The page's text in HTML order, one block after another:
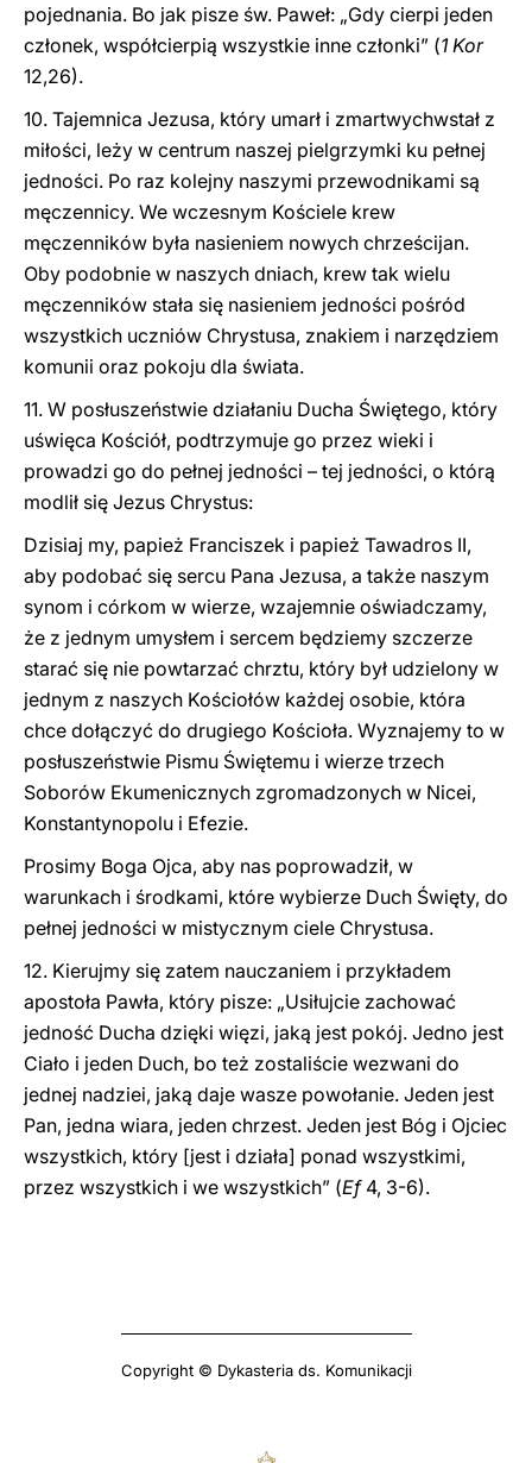
pojednania. Bo jak pisze św. Paweł: „Gdy cierpi jeden
członek, współcierpią wszystkie inne członki” (1 Kor
12,26).
10. Tajemnica Jezusa, który umarł i zmartwychwstał z
miłości, leży w centrum naszej pielgrzymki ku pełnej
jedności. Po raz kolejny naszymi przewodnikami są
męczennicy. We wczesnym Kościele krew
męczenników była nasieniem nowych chrześcijan.
Oby podobnie w naszych dniach, krew tak wielu
męczenników stała się nasieniem jedności pośród
wszystkich uczniów Chrystusa, znakiem i narzędziem
komunii oraz pokoju dla świata.
11. W posłuszeństwie działaniu Ducha Świętego, który
uświęca Kościół, podtrzymuje go przez wieki i
prowadzi go do pełnej jedności – tej jedności, o którą
modlił się Jezus Chrystus:
Dzisiaj my, papież Franciszek i papież Tawadros II,
aby podobać się sercu Pana Jezusa, a także naszym
synom i córkom w wierze, wzajemnie oświadczamy,
że z jednym umysłem i sercem będziemy szczerze
starać się nie powtarzać chrztu, który był udzielony w
jednym z naszych Kościołów każdej osobie, która
chce dołączyć do drugiego Kościoła. Wyznajemy to w
posłuszeństwie Pismu Świętemu i wierze trzech
Soborów Ekumenicznych zgromadzonych w Nicei,
Konstantynopolu i Efezie.
Prosimy Boga Ojca, aby nas poprowadził, w
warunkach i środkami, które wybierze Duch Święty, do
pełnej jedności w mistycznym ciele Chrystusa.
12. Kierujmy się zatem nauczaniem i przykładem
apostoła Pawła, który pisze: „Usiłujcie zachować
jedność Ducha dzięki więzi, jaką jest pokój. Jedno jest
Ciało i jeden Duch, bo też zostaliście wezwani do
jednej nadziei, jaką daje wasze powołanie. Jeden jest
Pan, jedna wiara, jeden chrzest. Jeden jest Bóg i Ojciec
wszystkich, który [jest i działa] ponad wszystkimi,
przez wszystkich i we wszystkich” (Ef4, 3-6).
Copyright © Dykasteria ds. Komunikacji